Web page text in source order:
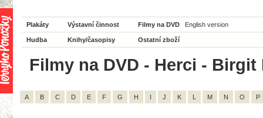
Plakáty Výstavní činnost Filmy na DVD English version
Hudba Knihy/časopisy Ostatní zboží
Filmy na DVD - Herci -
A B C D E F G H I J K L M N O P